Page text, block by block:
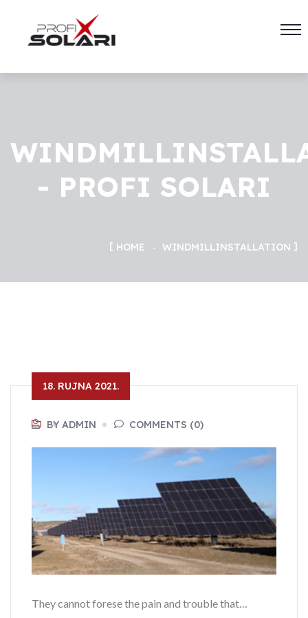
- PROFI SOLARI
HOME WINDMILLINSTALLATION
18. RUJNA 2021.
BY ADMIN COMMENTS (0)
They cannot forese the pain and trouble that…